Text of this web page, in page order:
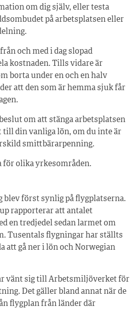
om dig själv, eller testa
på arbetsplatsen eller
och med i dag slopad
kostnaden. Tills vidare är
borta under en och en halv
att den som är hemma sjuk får
om att stänga arbetsplatsen
till din vanliga lön, om du inte är
smittbärarpenning.
för olika yrkesområden.
först synlig på flygplatserna.
rapporterar att antalet
en tredjedel sedan larmet om
Tusentals flygningar har ställts
att gå ner i lön och Norwegian
vänt sig till Arbetsmiljöverket för
Det gäller bland annat när de
flygplan från länder där